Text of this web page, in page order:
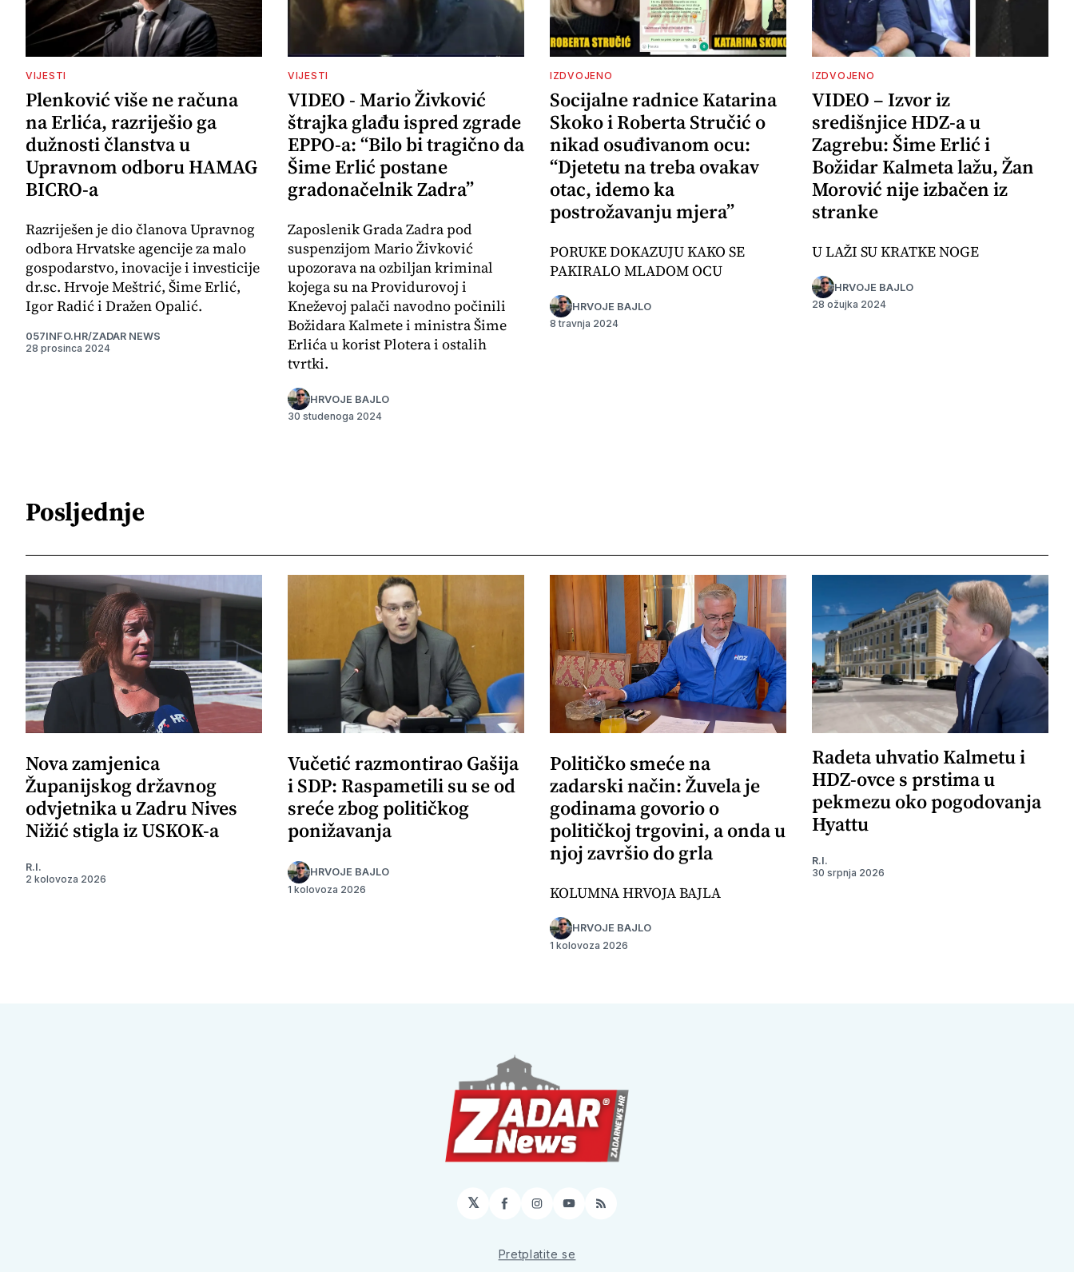
VIJESTI
Plenković više ne računa
na Erlića, razriješio ga
dužnosti članstva u
Upravnom odboru HAMAG
BICRO-a
Razriješen je dio članova Upravnog
odbora Hrvatske agencije za malo
gospodarstvo, inovacije i investicije
dr.sc. Hrvoje Meštrić, Šime Erlić,
Igor Radić i Dražen Opalić.
057INFO.HR/ZADAR NEWS
28 prosinca 2024
VIJESTI
VIDEO - Mario Živković
štrajka glađu ispred zgrade
EPPO-a: “Bilo bi tragično da
Šime Erlić postane
gradonačelnik Zadra”
Zaposlenik Grada Zadra pod
suspenzijom Mario Živković
upozorava na ozbiljan kriminal
kojega su na Providurovoj i
Kneževoj palači navodno počinili
Božidara Kalmete i ministra Šime
Erlića u korist Plotera i ostalih
tvrtki.
HRVOJE BAJLO
30 studenoga 2024
IZDVOJENO
Socijalne radnice Katarina
Skoko i Roberta Stručić o
nikad osuđivanom ocu:
“Djetetu na treba ovakav
otac, idemo ka
postrožavanju mjera”
PORUKE DOKAZUJU KAKO SE
PAKIRALO MLADOM OCU
HRVOJE BAJLO
8 travnja 2024
IZDVOJENO
VIDEO – Izvor iz
središnjice HDZ-a u
Zagrebu: Šime Erlić i
Božidar Kalmeta lažu, Žan
Morović nije izbačen iz
stranke
U LAŽI SU KRATKE NOGE
HRVOJE BAJLO
28 ožujka 2024
Posljednje
Nova zamjenica
Županijskog državnog
odvjetnika u Zadru Nives
Nižić stigla iz USKOK-a
R.I.
2 kolovoza 2026
Vučetić razmontirao Gašija
i SDP: Raspametili su se od
sreće zbog političkog
ponižavanja
HRVOJE BAJLO
1 kolovoza 2026
Političko smeće na
zadarski način: Žuvela je
godinama govorio o
političkoj trgovini, a onda u
njoj završio do grla
KOLUMNA HRVOJA BAJLA
HRVOJE BAJLO
1 kolovoza 2026
Radeta uhvatio Kalmetu i
HDZ-ovce s prstima u
pekmezu oko pogodovanja
Hyattu
R.I.
30 srpnja 2026
𝕏 Facebook
Instagram
YouTube
RSS
Pretplatite se